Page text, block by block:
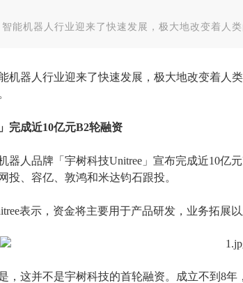
能机器人行业迎来了快速发展，极大地改变着人类
机器人行业迎来了快速发展，极大地改变着人
完成近10亿元B2轮融资
器人品牌「宇树科技Unitree」宣布完成近10亿
投、容亿、敦鸿和米达钧石跟投。
表示，资金将主要用于产品研发，业务拓展
，这并不是宇树科技的首轮融资。成立不到 8年